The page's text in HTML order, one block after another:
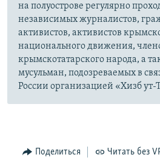
на полуострове регулярно
независимых журналистов,
активистов, активистов
национального движения,
крымскотатарского народа, а
мусульман, подозреваемых в
России организацией «Хизб ут-
Поделиться Читать без